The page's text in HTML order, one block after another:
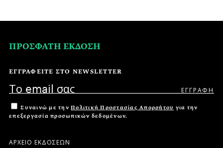
ΠΡΟΣΦΑΤΗ ΕΚΔΟΣΗ
ΕΓΓΡΑΦΕΙΤΕ ΣΤΟ NEWSLETTER
Συναινώ με την Πολιτική Προστασίας Απορρήτου για την
επεξεργασία προσωπικών δεδομένων.
ΑΡΧΕΙΟ ΕΚΔΟΣΕΩΝ